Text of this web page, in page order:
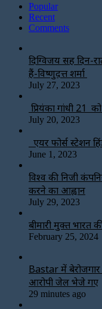
Popular
Recent
Comments
दिग्विजय सिंह
हैं-विष्णुदत्त शर्मा
July 27, 2023
प्रियंका गांधी 21
July 20, 2023
एयर फोर्स स्टेशन
June 1, 2023
विश्‍व की निजी
करने का आह्वान
July 29, 2023
बीमारी मुक्त भारत
February 25, 2024
Bastar में
आरोपी जेल भेजे गए
29 minutes ago